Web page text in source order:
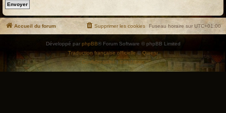
Accueil du forum Fuseau horaire surUTC+01:00
Supprimer les cookies
Développé par phpBB® Forum Software © phpBB Limited
Traduction française officielle©Qiaeru
Confidentialité|Conditions